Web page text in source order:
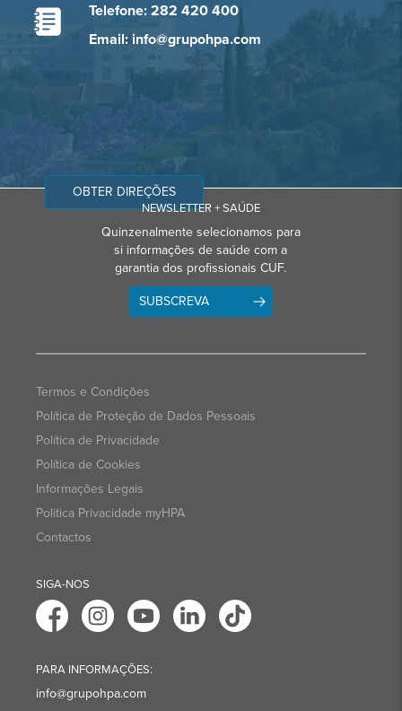
Telefone: 282 420 400
Email: info@grupohpa.com
OBTER DIREÇÕES
NEWSLETTER + SAÚDE
Quinzenalmente selecionamos para
si informações de saúde com a
garantia dos profissionais CUF.
SUBSCREVA
Termos e Condições
Política de Proteção de Dados Pessoais
Política de Privacidade
Política de Cookies
Informações Legais
Politica Privacidade myHPA
Contactos
SIGA-NOS
PARA INFORMAÇÕES:
info@grupohpa.com